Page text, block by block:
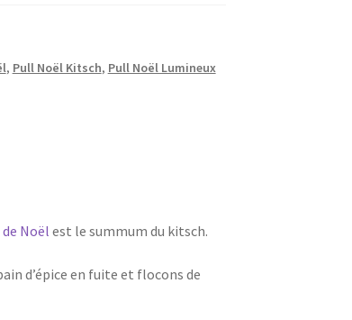
, Pull Noël Kitsch, Pull Noël Lumineux
Noël est le summum du kitsch.
d’épice en fuite et flocons de